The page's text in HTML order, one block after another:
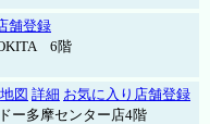
舗登録
6階
地図 詳細 お気に入り店舗登録
ー多摩センター店4階